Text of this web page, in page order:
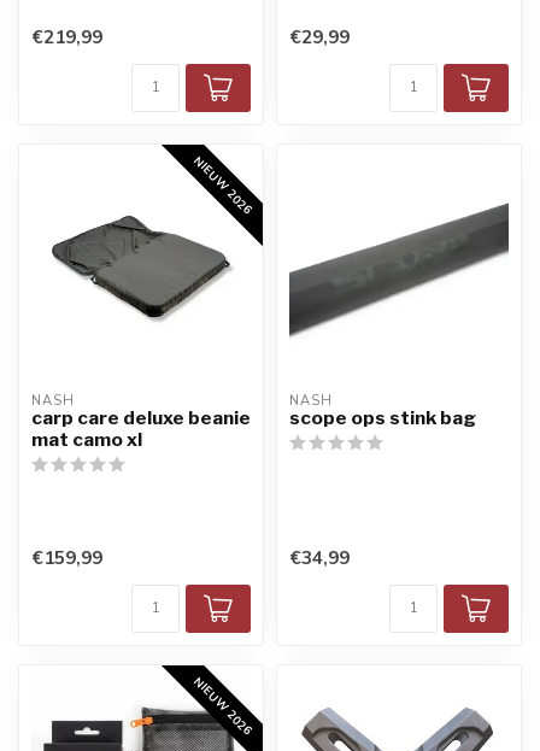
€219,99 €29,99
NIEUW 2026
NASH
carp care deluxe beanie
mat camo xl
€159,99
NASH
scope ops stink bag
€34,99
NIEUW 2026